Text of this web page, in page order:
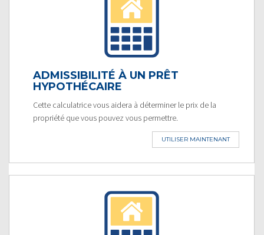
ADMISSIBILITÉ À UN PRÊT
HYPOTHÉCAIRE
Cette calculatrice vous aidera à déterminer le prix de la
propriété que vous pouvez vous permettre.
UTILISER MAINTENANT